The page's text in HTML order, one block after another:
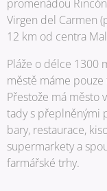
promenádou
Virgen del Carmen
12 km od centra
Pláže o délce 1300
městě máme pouze
Přestože má město
tady s přeplněnými
bary, restaurace,
supermarkety a
farmářské trhy.